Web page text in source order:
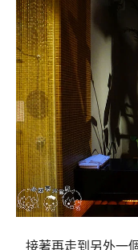
接著再走到另外一